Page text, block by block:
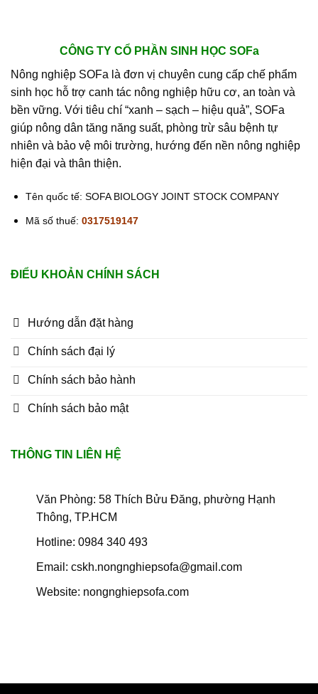
CÔNG TY CỔ PHẦN SINH HỌC SOFa
Nông nghiệp SOFa là đơn vị chuyên cung cấp chế phẩm
sinh học hỗ trợ canh tác nông nghiệp hữu cơ, an toàn và
bền vững. Với tiêu chí “xanh – sạch – hiệu quả”, SOFa
giúp nông dân tăng năng suất, phòng trừ sâu bệnh tự
nhiên và bảo vệ môi trường, hướng đến nền nông nghiệp
hiện đại và thân thiện.
Tên quốc tế: SOFA BIOLOGY JOINT STOCK COMPANY
Mã số thuế: 0317519147
ĐIỂU KHOẢN CHÍNH SÁCH
Hướng dẫn đặt hàng
Chính sách đại lý
Chính sách bảo hành
Chính sách bảo mật
THÔNG TIN LIÊN HỆ
Văn Phòng: 58 Thích Bửu Đăng, phường Hạnh
Thông, TP.HCM
Hotline: 0984 340 493
Email: cskh.nongnghiepsofa@gmail.com
Website: nongnghiepsofa.com